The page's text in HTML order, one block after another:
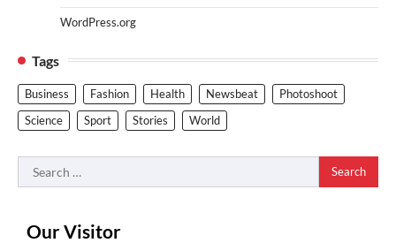
WordPress.org
Tags
Business Fashion Health Newsbeat
Photoshoot
Science
Sport Stories World
Search
for:
Our Visitor